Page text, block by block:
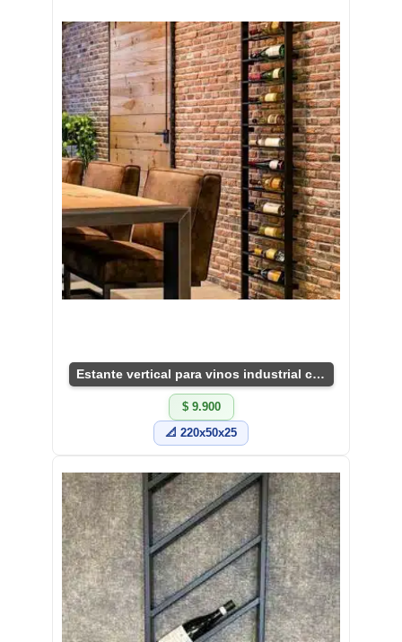
Estante vertical para vinos industrial chic
$ 9.900
📐 220x50x25